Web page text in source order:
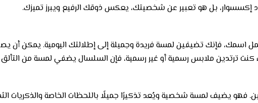
بل هو تعبير عن شخصيتك، يعكس ذوقك الرفيع ويبرز تميزك.
اسمك، فإنك تضيفين لمسة فريدة وجميلة إلى إطلالتك اليومية. يمكن أن
كنت ترتدين ملابس رسمية أو غير رسمية، فإن السلسال يضفي لمسة من
يضيف لمسة شخصية ويُعد تذكيرًا جميلًا باللحظات الخاصة والذكريات